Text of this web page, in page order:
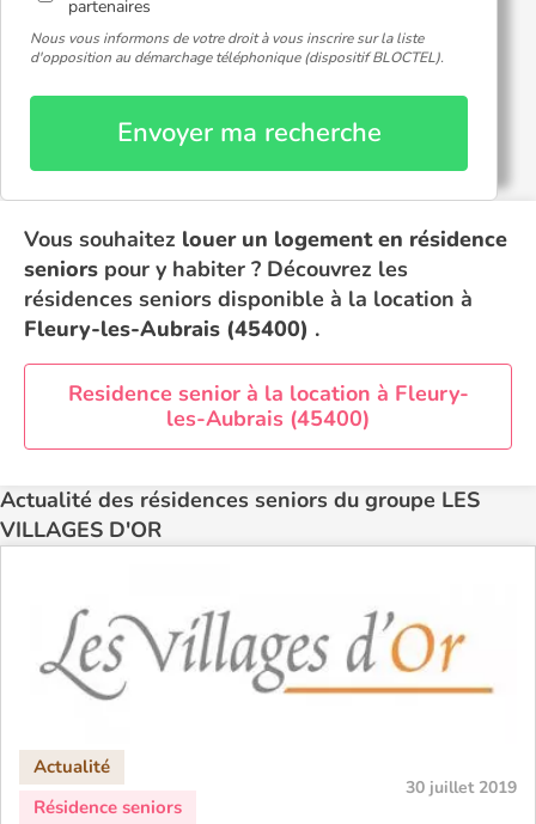
partenaires
Nous vous informons de votre droit à vous inscrire sur la liste
d'opposition au démarchage téléphonique (dispositif BLOCTEL).
Envoyer ma recherche
Vous souhaitez louer un logement en résidence
seniors pour y habiter ? Découvrez les
résidences seniors disponible à la location à
Fleury-les-Aubrais (45400) .
Residence senior à la location à Fleury-
les-Aubrais (45400)
Actualité des résidences seniors du groupe LES
VILLAGES D'OR
30 juillet 2019